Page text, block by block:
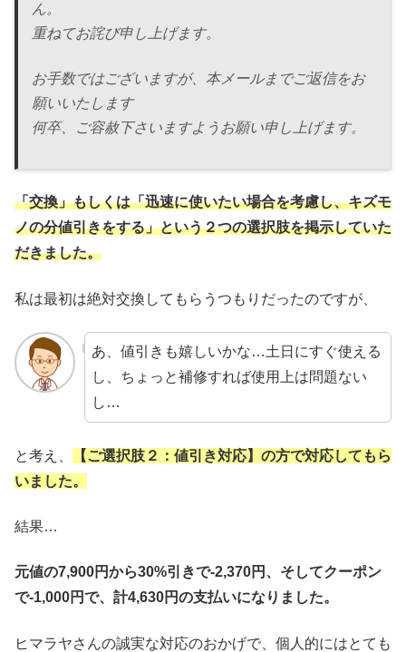
ん。
重ねてお詫び申し上げます。
お手数ではございますが、本メールまでご返信をお
願いいたします
何卒、ご容赦下さいますようお願い申し上げます。
「交換」もしくは「迅速に使いたい場合を考慮し、キズモ
ノの分値引きをする」という２つの選択肢を掲示していた
だきました。
私は最初は絶対交換してもらうつもりだったのですが、
あ、値引きも嬉しいかな…土日にすぐ使える
し、ちょっと補修すれば使用上は問題ない
し…
と考え、
【ご選択肢２：値引き対応】の方で対応してもら
いました。
結果…
元値の7,900円から30%引きで-2,370円、そしてクーポン
で-1,000円で、計4,630円の支払いになりました。
ヒマラヤさんの誠実な対応のおかげで、個人的にはとても